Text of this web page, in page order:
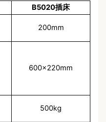
B5020插床
200mm
600×220mm
500kg